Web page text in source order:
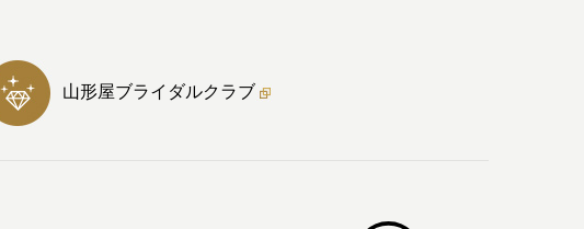
山形屋ブライダルクラブ